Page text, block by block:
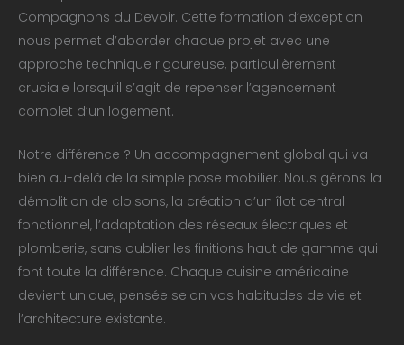
Compagnons du Devoir. Cette formation d’exception
nous permet d’aborder chaque projet avec une
approche technique rigoureuse, particulièrement
cruciale lorsqu’il s’agit de repenser l’agencement
complet d’un logement.
Notre différence ? Un accompagnement global qui va
bien au-delà de la simple pose mobilier. Nous gérons la
démolition de cloisons, la création d’un îlot central
fonctionnel, l’adaptation des réseaux électriques et
plomberie, sans oublier les finitions haut de gamme qui
font toute la différence. Chaque cuisine américaine
devient unique, pensée selon vos habitudes de vie et
l’architecture existante.